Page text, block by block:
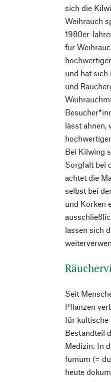
sich die
Weihrauch
1980er
für
und hat
und
lässt ahnen,
Bei Kilwing
Sorgfalt bei
achtet die
selbst bei
und Korken
lassen sich
Seit
Pflanzen
für kultische
Bestandteil
Medizin. In
fumum (=
heute